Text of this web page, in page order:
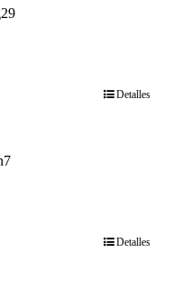
Detalles
Detalles